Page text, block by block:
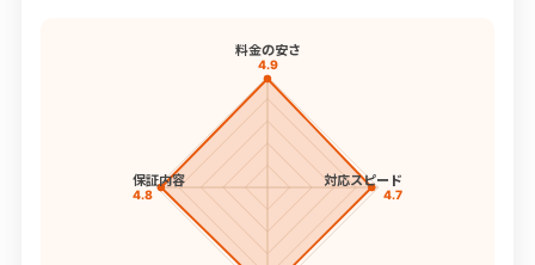
料金の安さ
4.9
対応スピード
4.7
保証内容
4.8